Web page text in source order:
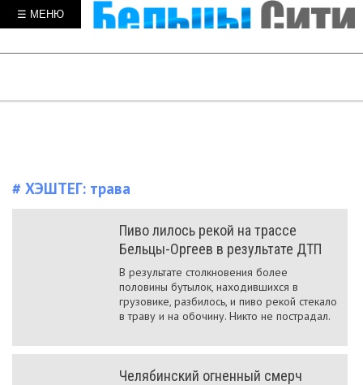
☰ МЕНЮ
# ХЭШТЕГ: трава
Пиво лилось рекой на трассе
Бельцы-Оргеев в результате ДТП
В результате столкновения более
половины бутылок, находившихся в
грузовике, разбилось, и пиво рекой стекало
в траву и на обочину. Никто не пострадал.
Челябинский огненный смерч